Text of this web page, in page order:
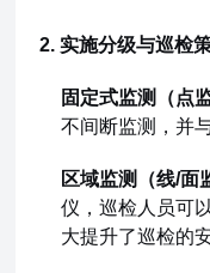
2. 实施分级与巡检
固定式监测（点
不间断监测，并
区域监测（线/面
仪，巡检人员可
大提升了巡检的